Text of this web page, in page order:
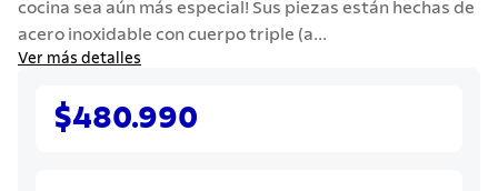
cocina sea aún más especial! Sus piezas están hechas de
acero inoxidable con cuerpo triple (a...
Ver más detalles
$480.990
6.
grano
442
cuchillo